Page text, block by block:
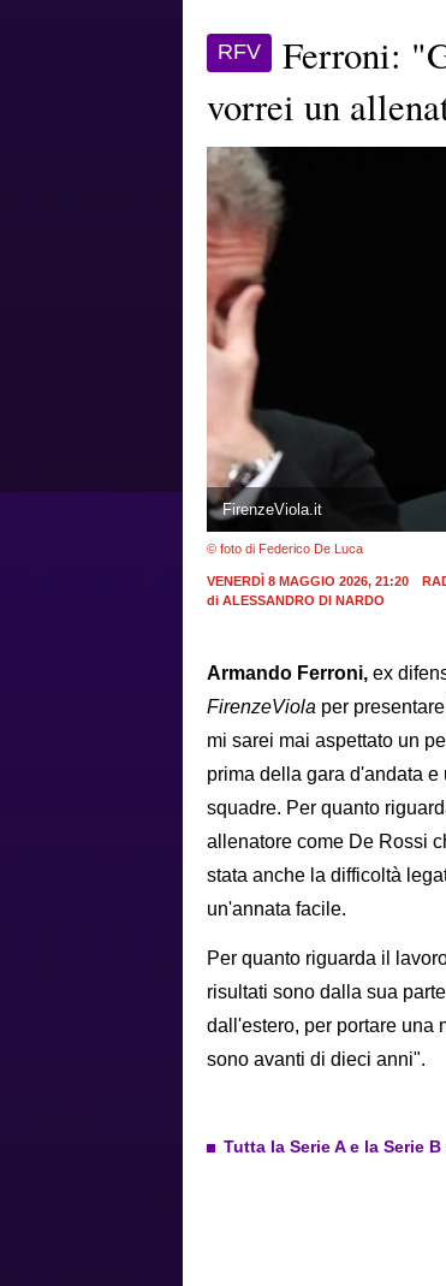
RFV
Ferroni:
vorrei un
FirenzeViola.it
© foto di Federico De Luca
VENERDÌ 8 MAGGIO 2026, 21:20
di ALESSANDRO DI NARDO
Armando Ferroni, ex
FirenzeViola per
mi sarei mai aspettato un
prima della gara d'andata
squadre. Per quanto
allenatore come De Rossi
stata anche la difficoltà
un'annata facile.
Per quanto riguarda il
risultati sono dalla sua
dall'estero, per portare una
sono avanti di dieci anni".
Tutta la Serie A e la Serie